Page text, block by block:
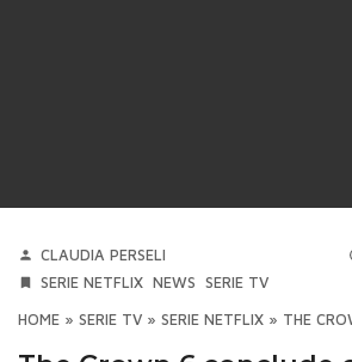
CLAUDIA PERSELI
SERIE NETFLIX NEWS SERIE TV
HOME » SERIE TV » SERIE NETFLIX » THE